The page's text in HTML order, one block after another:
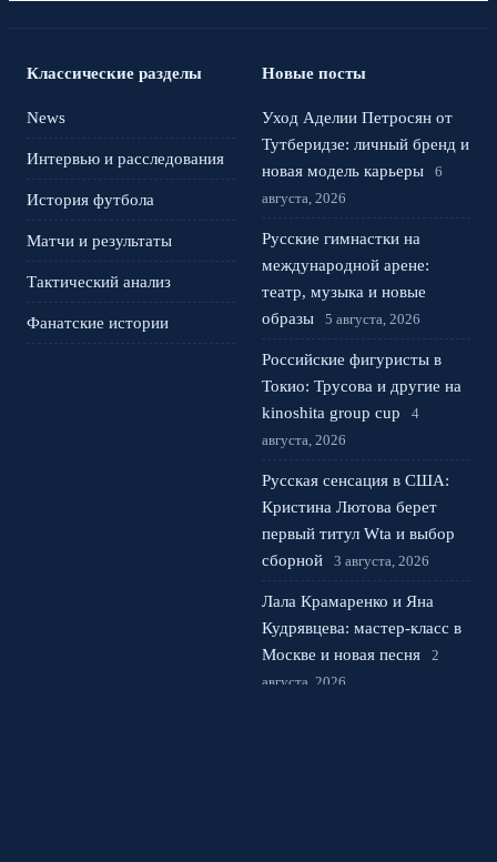
Классические разделы
News
Интервью и расследования
История футбола
Матчи и результаты
Тактический анализ
Фанатские истории
Новые посты
Уход Аделии Петросян от
Тутберидзе: личный бренд и
новая модель карьеры
6
августа, 2026
Русские гимнастки на
международной арене:
театр, музыка и новые
образы
5 августа, 2026
Российские фигуристы в
Токио: Трусова и другие на
kinoshita group cup
4
августа, 2026
Русская сенсация в США:
Кристина Лютова берет
первый титул Wta и выбор
сборной
3 августа, 2026
Лала Крамаренко и Яна
Кудрявцева: мастер-класс в
Москве и новая песня
2
августа, 2026